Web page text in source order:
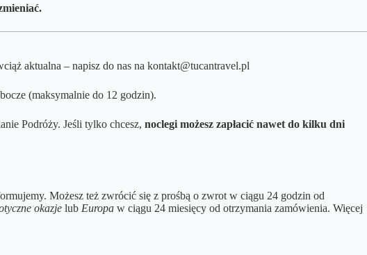
aktualna – napisz do nas na kontakt@tucantravel.pl
(maksymalnie do 12 godzin).
Podróży. Jeśli tylko chcesz, noclegi możesz zapłacić nawet do kilku dni
Możesz też zwrócić się z prośbą o zwrot w ciągu 24 godzin od
okazje lub Europa w ciągu 24 miesięcy od otrzymania zamówienia. Więcej